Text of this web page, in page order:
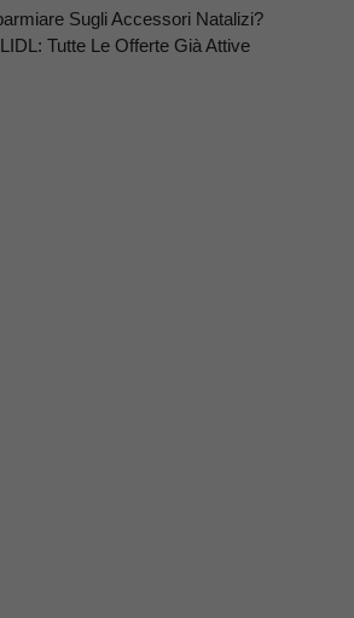
Sugli Accessori Natalizi?
Tutte Le Offerte Già Attive